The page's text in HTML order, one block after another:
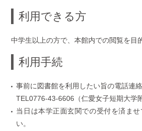
利用できる方
中学生以上の方で、本館内での閲覧を目
利用手続
事前に図書館を利用したい旨の電話連
TEL0776-43-6606 （仁愛女子短期大学
当日は本学正面玄関での受付を済ま
い。